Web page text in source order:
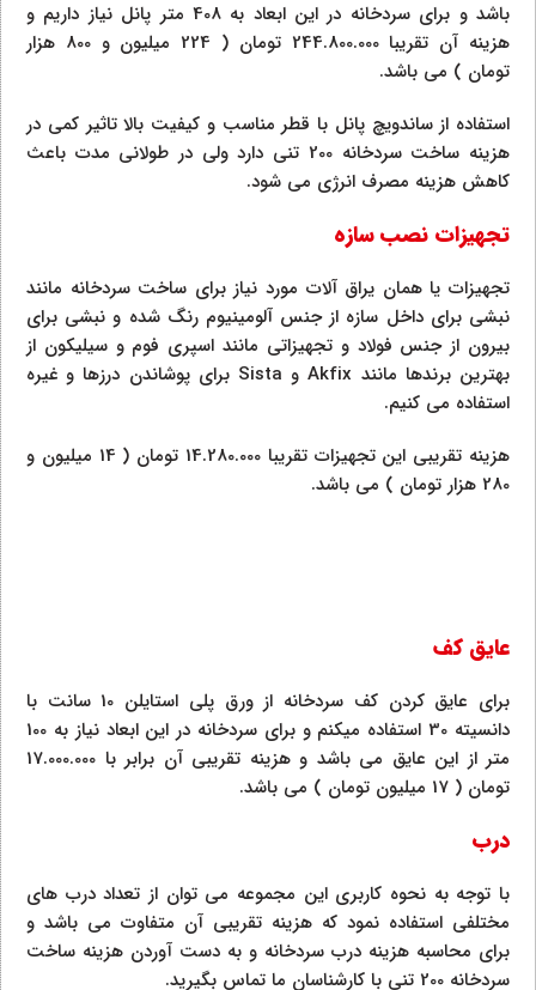
باشد و برای سردخانه در این ابعاد به 408 متر پانل نیاز داریم و
هزینه آن تقریبا 244.800.000 تومان ( 224 میلیون و 800 هزار
تومان ) می باشد.
استفاده از ساندویچ پانل با قطر مناسب و کیفیت بالا تاثیر کمی در
هزینه ساخت سردخانه 200 تنی دارد ولی در طولانی مدت باعث
کاهش هزینه مصرف انرژی می شود.
تجهیزات نصب سازه
تجهیزات یا همان یراق آلات مورد نیاز برای ساخت سردخانه مانند
نبشی برای داخل سازه از جنس آلومینیوم رنگ شده و نبشی برای
بیرون از جنس فولاد و تجهیزاتی مانند اسپری فوم و سیلیکون از
بهترین برندها مانند Akfix و Sista برای پوشاندن درزها و غیره
استفاده می کنیم.
هزینه تقریبی این تجهیزات تقریبا 14.280.000 تومان ( 14 میلیون و
280 هزار تومان ) می باشد.
عایق کف
برای عایق کردن کف سردخانه از ورق پلی استایلن 10 سانت با
دانسیته 30 استفاده میکنم و برای سردخانه در این ابعاد نیاز به 100
متر از این عایق می باشد و هزینه تقریبی آن برابر با 17.000.000
تومان ( 17 میلیون تومان ) می باشد.
درب
با توجه به نحوه کاربری این مجموعه می توان از تعداد درب های
مختلفی استفاده نمود که هزینه تقریبی آن متفاوت می باشد و
برای محاسبه هزینه درب سردخانه و به دست آوردن هزینه ساخت
سردخانه 200 تنی با کارشناسان ما تماس بگیرید.